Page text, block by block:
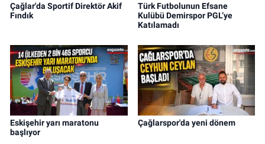
Çağlar'da Sportif Direktör Akif
Fındık
Türk Futbolunun Efsane
Kulübü Demirspor PGL’ye
Katılamadı
Eskişehir yarı maratonu
başlıyor
Çağlarspor'da yeni dönem